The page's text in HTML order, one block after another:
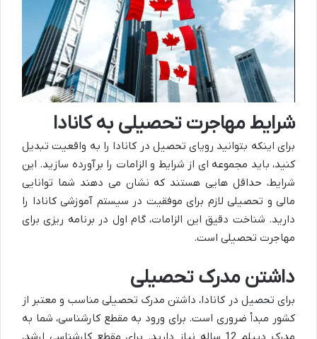
شرایط مهاجرت تحصیلی به کانادا
برای اینکه بتوانید رویای تحصیل در کانادا را به واقعیت تبدیل
کنید، باید مجموعه ای از شرایط و الزامات را برآورده سازید. این
شرایط، حداقل هایی هستند که نشان می دهند شما توانایی
مالی و تحصیلی لازم برای موفقیت در سیستم آموزشی کانادا را
دارید. شناخت دقیق این الزامات، گام اول در برنامه ریزی برای
مهاجرت تحصیلی است.
داشتن مدرک تحصیلی
برای تحصیل در کانادا، داشتن مدرک تحصیلی مناسب و معتبر از
کشور مبدأ ضروری است. برای ورود به مقطع کارشناسی، شما به